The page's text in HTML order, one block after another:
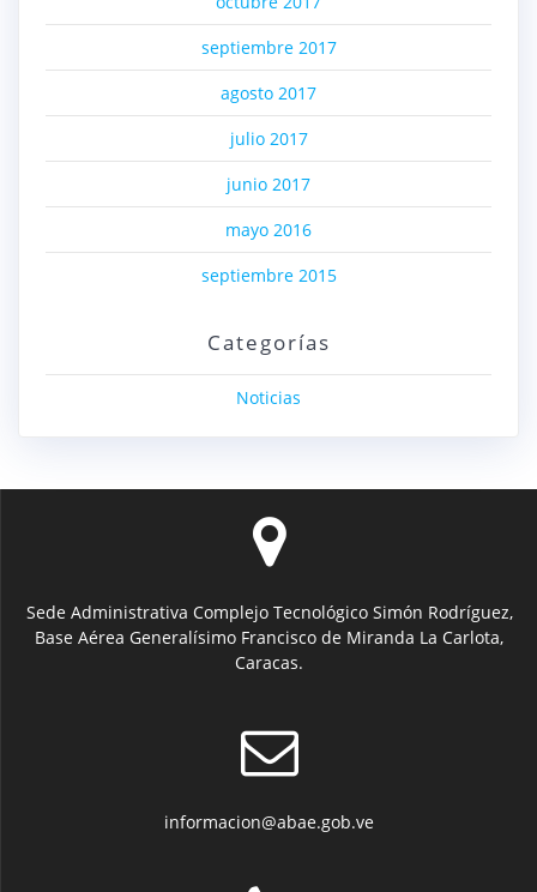
septiembre 2017
agosto 2017
julio 2017
junio 2017
mayo 2016
septiembre 2015
Categorías
Noticias
Sede Administrativa Complejo Tecnológico Simón Rodríguez,
Base Aérea Generalísimo Francisco de Miranda La Carlota,
Caracas.
informacion@abae.gob.ve